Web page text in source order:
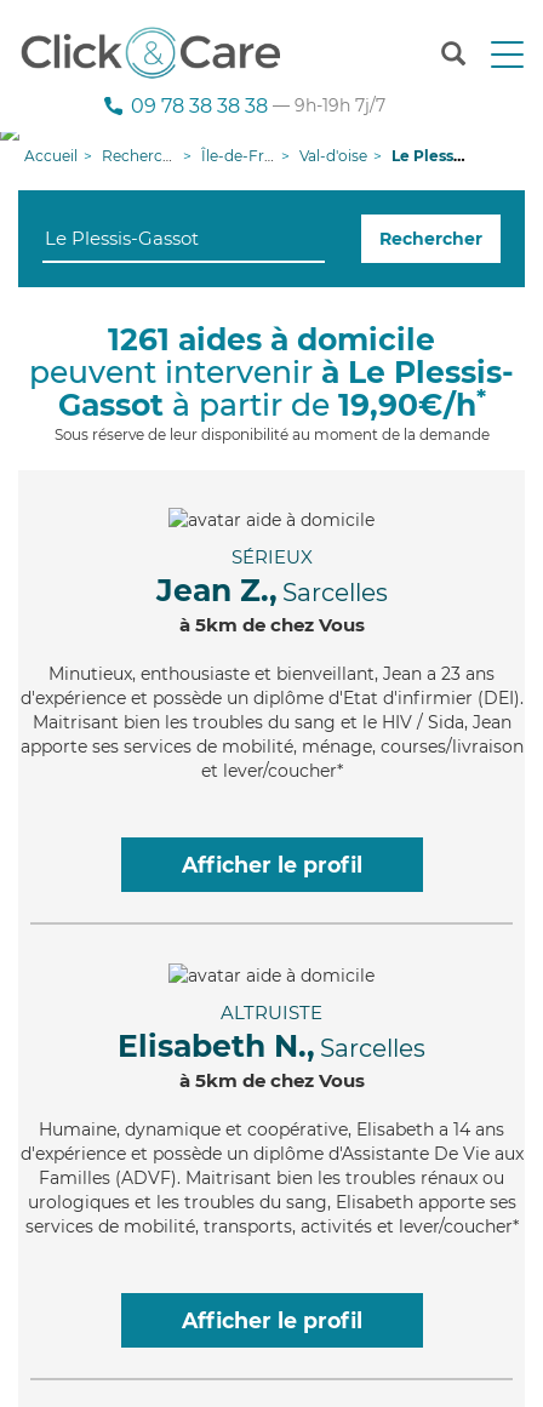
T
n
g
i
09 78 38 38 38 — 9h-19h 7j/7
Accueil Recherche aide à domicile Île-de-France Val-d'oise Le Plessis-Gassot
Rechercher
1261 aides à domicile
peuvent intervenir à Le Plessis-
Gassotà partir de 19,90€/h*
Sous réserve de leur disponibilité au moment de la demande
SÉRIEUX
Jean Z., Sarcelles
à 5km de chez Vous
Minutieux, enthousiaste et bienveillant, Jean a 23 ans
d'expérience et possède un diplôme d'Etat d'infirmier (DEI).
Maitrisant bien les troubles du sang et le HIV / Sida, Jean
apporte ses services de mobilité, ménage, courses/livraison
et lever/coucher*
Afficher le profil
ALTRUISTE
Elisabeth N., Sarcelles
à 5km de chez Vous
Humaine, dynamique et coopérative, Elisabeth a 14 ans
d'expérience et possède un diplôme d'Assistante De Vie aux
Familles (ADVF). Maitrisant bien les troubles rénaux ou
urologiques et les troubles du sang, Elisabeth apporte ses
services de mobilité, transports, activités et lever/coucher*
Afficher le profil